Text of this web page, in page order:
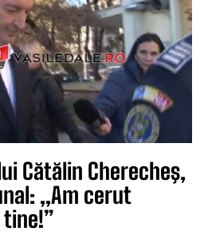
Cătălin Cherecheş,
„Am cerut